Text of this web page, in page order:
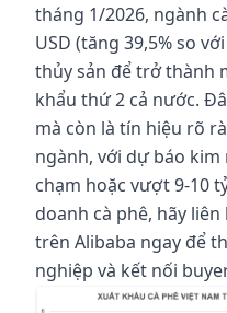
tháng 1/2026, ngành
USD (tăng 39,5% so
thủy sản để trở thành
khẩu thứ 2 cả nước.
mà còn là tín hiệu rõ
ngành, với dự báo
chạm hoặc vượt 9-10
doanh cà phê, hãy
trên Alibaba ngay để
nghiệp và kết nối